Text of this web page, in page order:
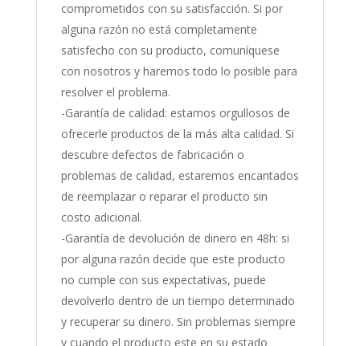
comprometidos con su satisfacción. Si por
alguna razón no está completamente
satisfecho con su producto, comuníquese
con nosotros y haremos todo lo posible para
resolver el problema.
-Garantía de calidad: estamos orgullosos de
ofrecerle productos de la más alta calidad. Si
descubre defectos de fabricación o
problemas de calidad, estaremos encantados
de reemplazar o reparar el producto sin
costo adicional.
-Garantía de devolución de dinero en 48h: si
por alguna razón decide que este producto
no cumple con sus expectativas, puede
devolverlo dentro de un tiempo determinado
y recuperar su dinero. Sin problemas siempre
y cuando el producto este en su estado